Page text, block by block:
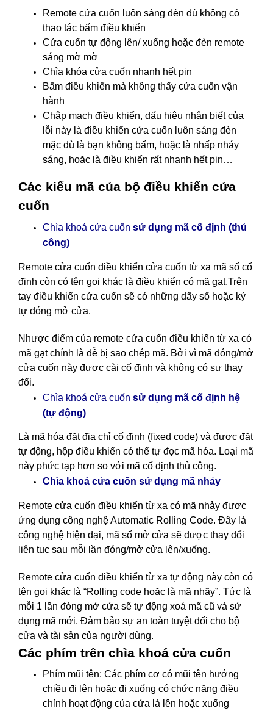
Remote cửa cuốn luôn sáng đèn dù không có
thao tác bấm điều khiển
Cửa cuốn tự động lên/ xuống hoặc đèn remote
sáng mờ mờ
Chìa khóa cửa cuốn nhanh hết pin
Bấm điều khiển mà không thấy cửa cuốn vận
hành
Chập mạch điều khiển, dấu hiệu nhận biết của
lỗi này là điều khiển cửa cuốn luôn sáng đèn
mặc dù là bạn không bấm, hoặc là nhấp nháy
sáng, hoặc là điều khiển rất nhanh hết pin…
Các kiểu mã của bộ điều khiển cửa
cuốn
Chìa khoá cửa cuốn sử dụng mã cố định (thủ
công)
Remote cửa cuốn điều khiển cửa cuốn từ xa mã số cố
định còn có tên gọi khác là điều khiển có mã gạt.Trên
tay điều khiển cửa cuốn sẽ có những dãy số hoặc ký
tự đóng mở cửa.
Nhược điểm của remote cửa cuốn điều khiển từ xa có
mã gạt chính là dễ bị sao chép mã. Bởi vì mã đóng/mở
cửa cuốn này được cài cố định và không có sự thay
đổi.
Chìa khoá cửa cuốn sử dụng mã cố định hệ
(tự động)
Là mã hóa đặt địa chỉ cố định (fixed code) và được đặt
tự động, hộp điều khiển có thể tự đọc mã hóa. Loại mã
này phức tạp hơn so với mã cố định thủ công.
Chìa khoá cửa cuốn sử dụng mã nhảy
Remote cửa cuốn điều khiển từ xa có mã nhảy được
ứng dụng công nghệ Automatic Rolling Code. Đây là
công nghệ hiện đại, mã số mở cửa sẽ được thay đổi
liên tục sau mỗi lần đóng/mở cửa lên/xuống.
Remote cửa cuốn điều khiển từ xa tự động này còn có
tên gọi khác là “Rolling code hoặc là mã nhãy”. Tức là
mỗi 1 lần đóng mở cửa sẽ tự động xoá mã cũ và sử
dụng mã mới. Đảm bảo sự an toàn tuyệt đối cho bộ
cửa và tài sản của người dùng.
Các phím trên chìa khoá cửa cuốn
Phím mũi tên: Các phím cơ có mũi tên hướng
chiều đi lên hoặc đi xuống có chức năng điều
chỉnh hoạt động của cửa là lên hoặc xuống